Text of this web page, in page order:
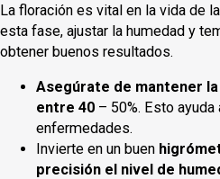
La floración es vital en la vida de
esta fase, ajustar la humedad y
obtener buenos resultados.
Asegúrate de mantener
entre 40 – 50%. Esto
enfermedades.
Invierte en un buen
precisión el nivel de